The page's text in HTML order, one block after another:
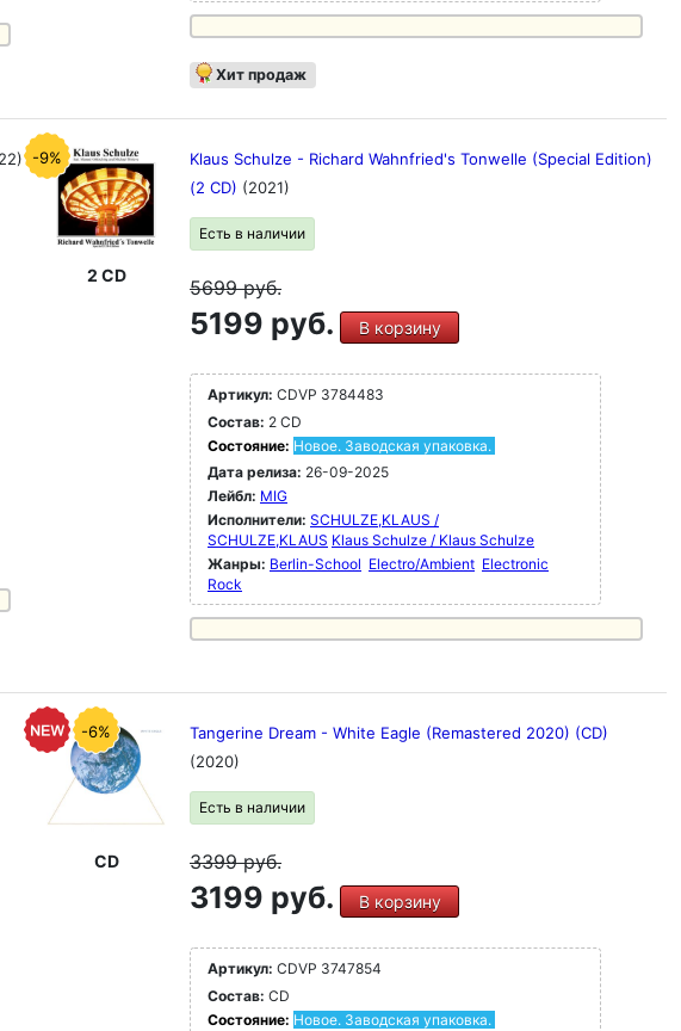
Хит продаж
-9%
2 CD
Klaus Schulze - Richard Wahnfried's Tonwelle (Special Edition)
(2 CD) (2021)
Есть в наличии
5699руб.
5199 руб. В корзину
Артикул: CDVP 3784483
Состав: 2 CD
Состояние: Новое. Заводская упаковка.
Дата релиза: 26-09-2025
Лейбл: MIG
Исполнители: SCHULZE,KLAUS /
SCHULZE,KLAUS Klaus Schulze / Klaus Schulze
Жанры: Berlin-School Electro/Ambient Electronic
Rock
-6%
CD
Tangerine Dream - White Eagle (Remastered 2020) (CD)
(2020)
Есть в наличии
3399руб.
3199 руб. В корзину
Артикул: CDVP 3747854
Состав: CD
Состояние: Новое. Заводская упаковка.